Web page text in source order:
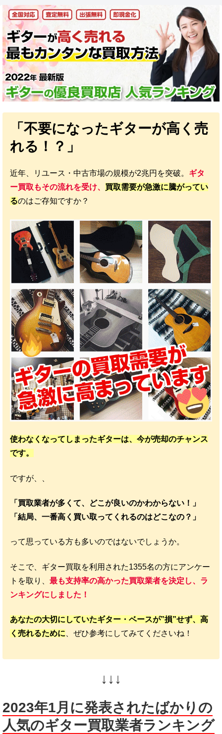
「不要になったギターが高く売
れる！？」
近年、リユース・中古市場の規模が2兆円を突破。 ギタ
ー買取もその流れを受け、 買取需要が急激に騰がってい
るのはご存知ですか？
使わなくなってしまったギターは、今が売却のチャンス
です。
ですが、、
「買取業者が多くて、どこが良いのかわからない！」
「結局、一番高く買い取ってくれるのはどこなの？」
って思っている方も多いのではないでしょうか。
そこで、ギター買取を利用された1355名の方にアンケー
トを取り、 最も支持率の高かった買取業者を決定し、ラ
ンキングにしました！
あなたの大切にしていたギター・ベースが”損”せず、高
く売れるために 、ぜひ参考にしてみてくださいね！
↓↓↓
2023年1月に発表されたばかりの
人気のギター買取業者ランキング